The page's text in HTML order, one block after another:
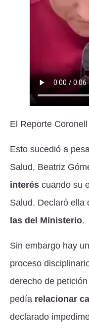
El Reporte Coronell
Esto sucedió a
Salud, Beatriz
interés cuando su
Salud. Declaró ella
las del Ministerio.
Sin embargo hay
proceso
derecho de
pedía relacionar
declarado